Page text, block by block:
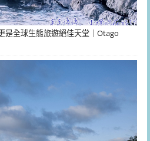
是全球生態旅遊絕佳天堂｜Otago